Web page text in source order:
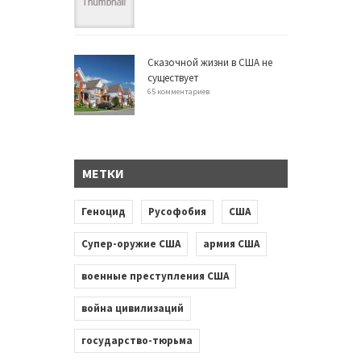
Сказочной жизни в США не
существует
65 комментариев
МЕТКИ
Геноцид Русофобия США
Супер-оружие США армия США
военные преступления США
война цивилизаций
государство-тюрьма